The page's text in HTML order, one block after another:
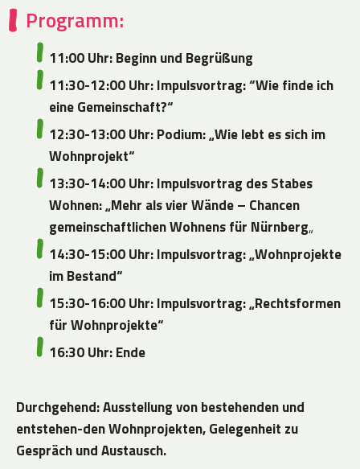
Programm:
11:00 Uhr: Beginn und Begrüßung
11:30-12:00 Uhr: Impulsvortrag: “Wie finde ich
eine Gemeinschaft?“
12:30-13:00 Uhr: Podium: „Wie lebt es sich im
Wohnprojekt“
13:30-14:00 Uhr: Impulsvortrag des Stabes
Wohnen: „Mehr als vier Wände– Chancen
gemeinschaftlichen Wohnens für Nürnberg„
14:30-15:00 Uhr: Impulsvortrag: „Wohnprojekte
im Bestand“
15:30-16:00 Uhr: Impulsvortrag: „Rechtsformen
für Wohnprojekte“
16:30 Uhr: Ende
Durchgehend: Ausstellung von bestehenden und
entstehen-den Wohnprojekten, Gelegenheit zu
Gespräch und Austausch.